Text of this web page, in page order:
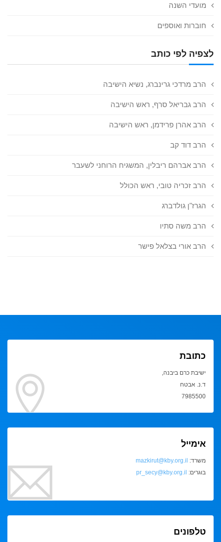
מועדי השנה
חוברות ואוספים
לצפיה לפי כותב
הרב מרדכי גרינברג, נשיא הישיבה
הרב גבריאל סרף, ראש הישיבה
הרב אהרן פרידמן, ראש הישיבה
הרב דוד קב
הרב אברהם ריבלין, המשגיח הרוחני לשעבר
הרב זכריה טובי, ראש הכולל
הגרז"ן גולדברג
הרב משה סתיו
הרב אורי בצלאל פישר
כתובת
ישיבת כרם ביבנה,
ד.נ. אבטח
7985500
אימייל
משרד: mazkirut@kby.org.il
בוגרים: pr_secy@kby.org.il
טלפונים